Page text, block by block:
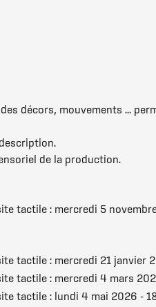
décors, mouvements ...
de la production.
tactile : mercredi 5
tactile : mercredi 21 janvier
tactile : mercredi 4 mars
tactile : lundi 4 mai 2026 -